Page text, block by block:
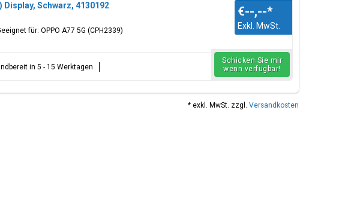
Display, Schwarz, 4130192
für: OPPO A77 5G (CPH2339)
€--,--*
Exkl. MwSt.
in 5 - 15 Werktagen
Schicken Sie mir
wenn verfügbar!
* exkl. MwSt. zzgl. Versandkosten